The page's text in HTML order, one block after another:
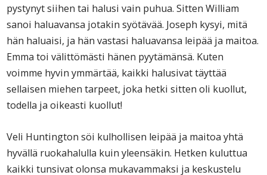
pystynyt siihen tai halusi vain puhua. Sitten William
sanoi haluavansa jotakin syötävää. Joseph kysyi, mitä
hän haluaisi, ja hän vastasi haluavansa leipää ja maitoa.
Emma toi välittömästi hänen pyytämänsä. Kuten
voimme hyvin ymmärtää, kaikki halusivat täyttää
sellaisen miehen tarpeet, joka hetki sitten oli kuollut,
todella ja oikeasti kuollut!
Veli Huntington söi kulhollisen leipää ja maitoa yhtä
hyvällä ruokahalulla kuin yleensäkin. Hetken kuluttua
kaikki tunsivat olonsa mukavammaksi ja keskustelu